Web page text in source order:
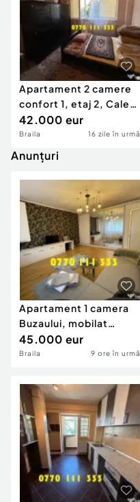
Apartament 2 camere
confort 1, etaj 2, Calea
Galati
42.000 eur
Braila 16 zile în urmă
Anunțuri
Apartament 1 camera
Buzaului, mobilat
utilat, suprafata 40mp
45.000 eur
Braila 9 ore în urmă